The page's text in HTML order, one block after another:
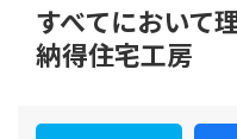
すべてにおいて
納得住宅工房